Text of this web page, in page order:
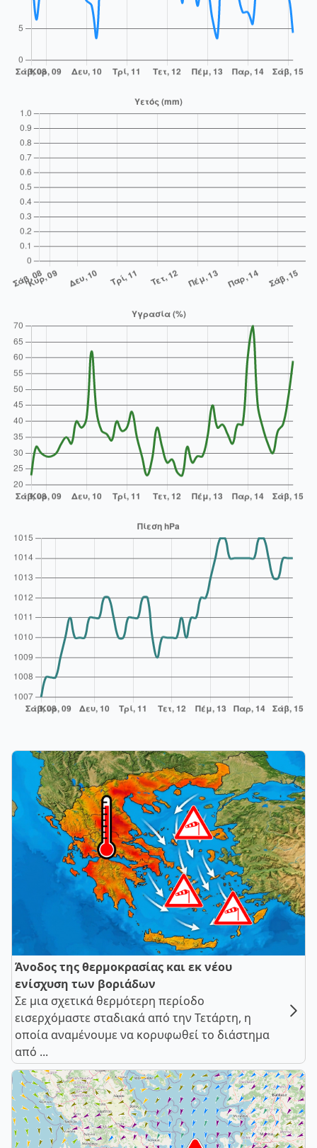
Άνοδος της θερμοκρασίας και εκ νέου
ενίσχυση των βοριάδων
Σε μια σχετικά θερμότερη περίοδο
εισερχόμαστε σταδιακά από την Τετάρτη, η
οποία αναμένουμε να κορυφωθεί το διάστημα
από ...